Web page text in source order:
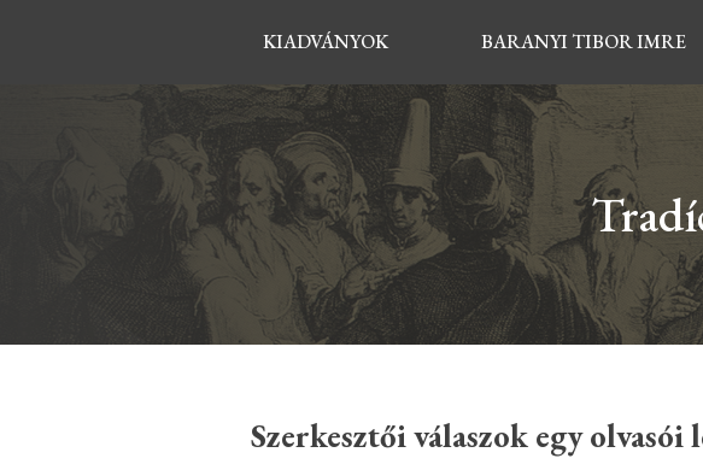
KIADVÁNYOK BARANYI TIBOR IMRE
Szerkesztői válaszok egy olvasói